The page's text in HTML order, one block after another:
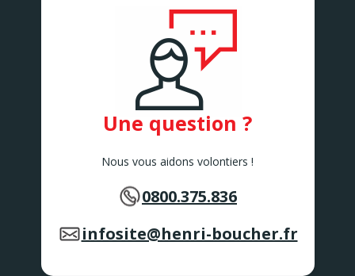
Une question ?
Nous vous aidons volontiers !
0800.375.836
infosite@henri-boucher.fr